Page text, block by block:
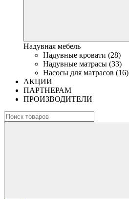
Надувная мебель
Надувные кровати (28)
Надувные матрасы (33)
Насосы для матрасов (16)
АКЦИИ
ПАРТНЕРАМ
ПРОИЗВОДИТЕЛИ